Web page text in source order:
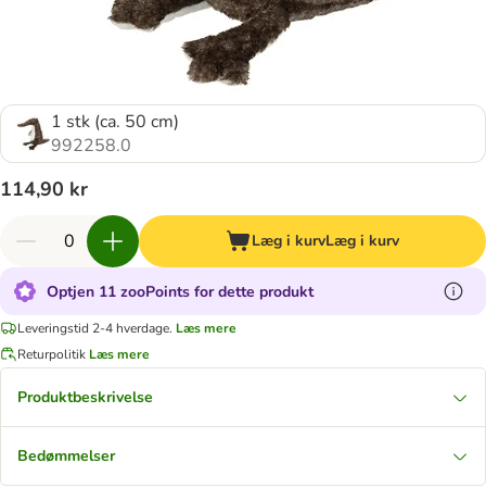
1 stk (ca. 50 cm)
992258.0
114,90 kr
Læg i kurvLæg i kurv
Optjen 11 zooPoints for dette produkt
Leveringstid 2-4 hverdage. Læs mere
Returpolitik Læs mere
Produktbeskrivelse
Bedømmelser